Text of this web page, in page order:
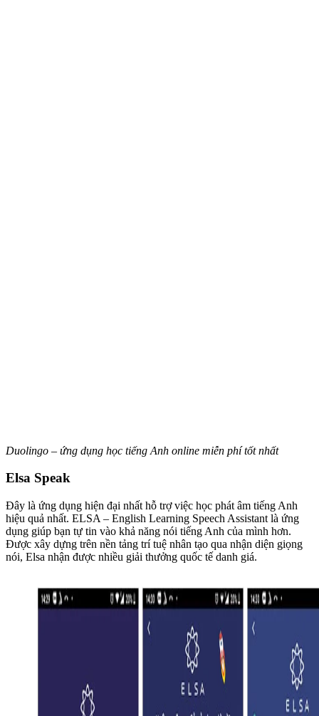
Duolingo – ứng dụng học tiếng Anh online miễn phí tốt nhất
Elsa Speak
Đây là ứng dụng hiện đại nhất hỗ trợ việc học phát âm tiếng Anh
hiệu quả nhất. ELSA – English Learning Speech Assistant là ứng
dụng giúp bạn tự tin vào khả năng nói tiếng Anh của mình hơn.
Được xây dựng trên nền tảng trí tuệ nhân tạo qua nhận diện giọng
nói, Elsa nhận được nhiều giải thưởng quốc tế danh giá.